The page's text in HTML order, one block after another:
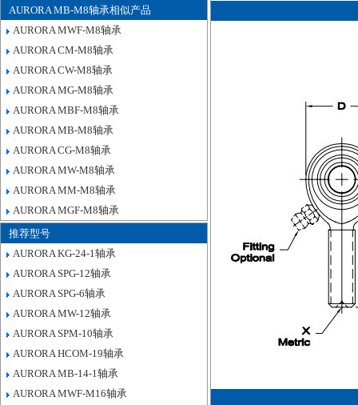
AURORA MB-M8轴承相似产品
AURORA MWF-M8轴承
AURORA CM-M8轴承
AURORA CW-M8轴承
AURORA MG-M8轴承
AURORA MBF-M8轴承
AURORA MB-M8轴承
AURORA CG-M8轴承
AURORA MW-M8轴承
AURORA MM-M8轴承
AURORA MGF-M8轴承
推荐型号
AURORA KG-24-1轴承
AURORA SPG-12轴承
AURORA SPG-6轴承
AURORA MW-12轴承
AURORA SPM-10轴承
AURORA HCOM-19轴承
AURORA MB-14-1轴承
AURORA MWF-M16轴承